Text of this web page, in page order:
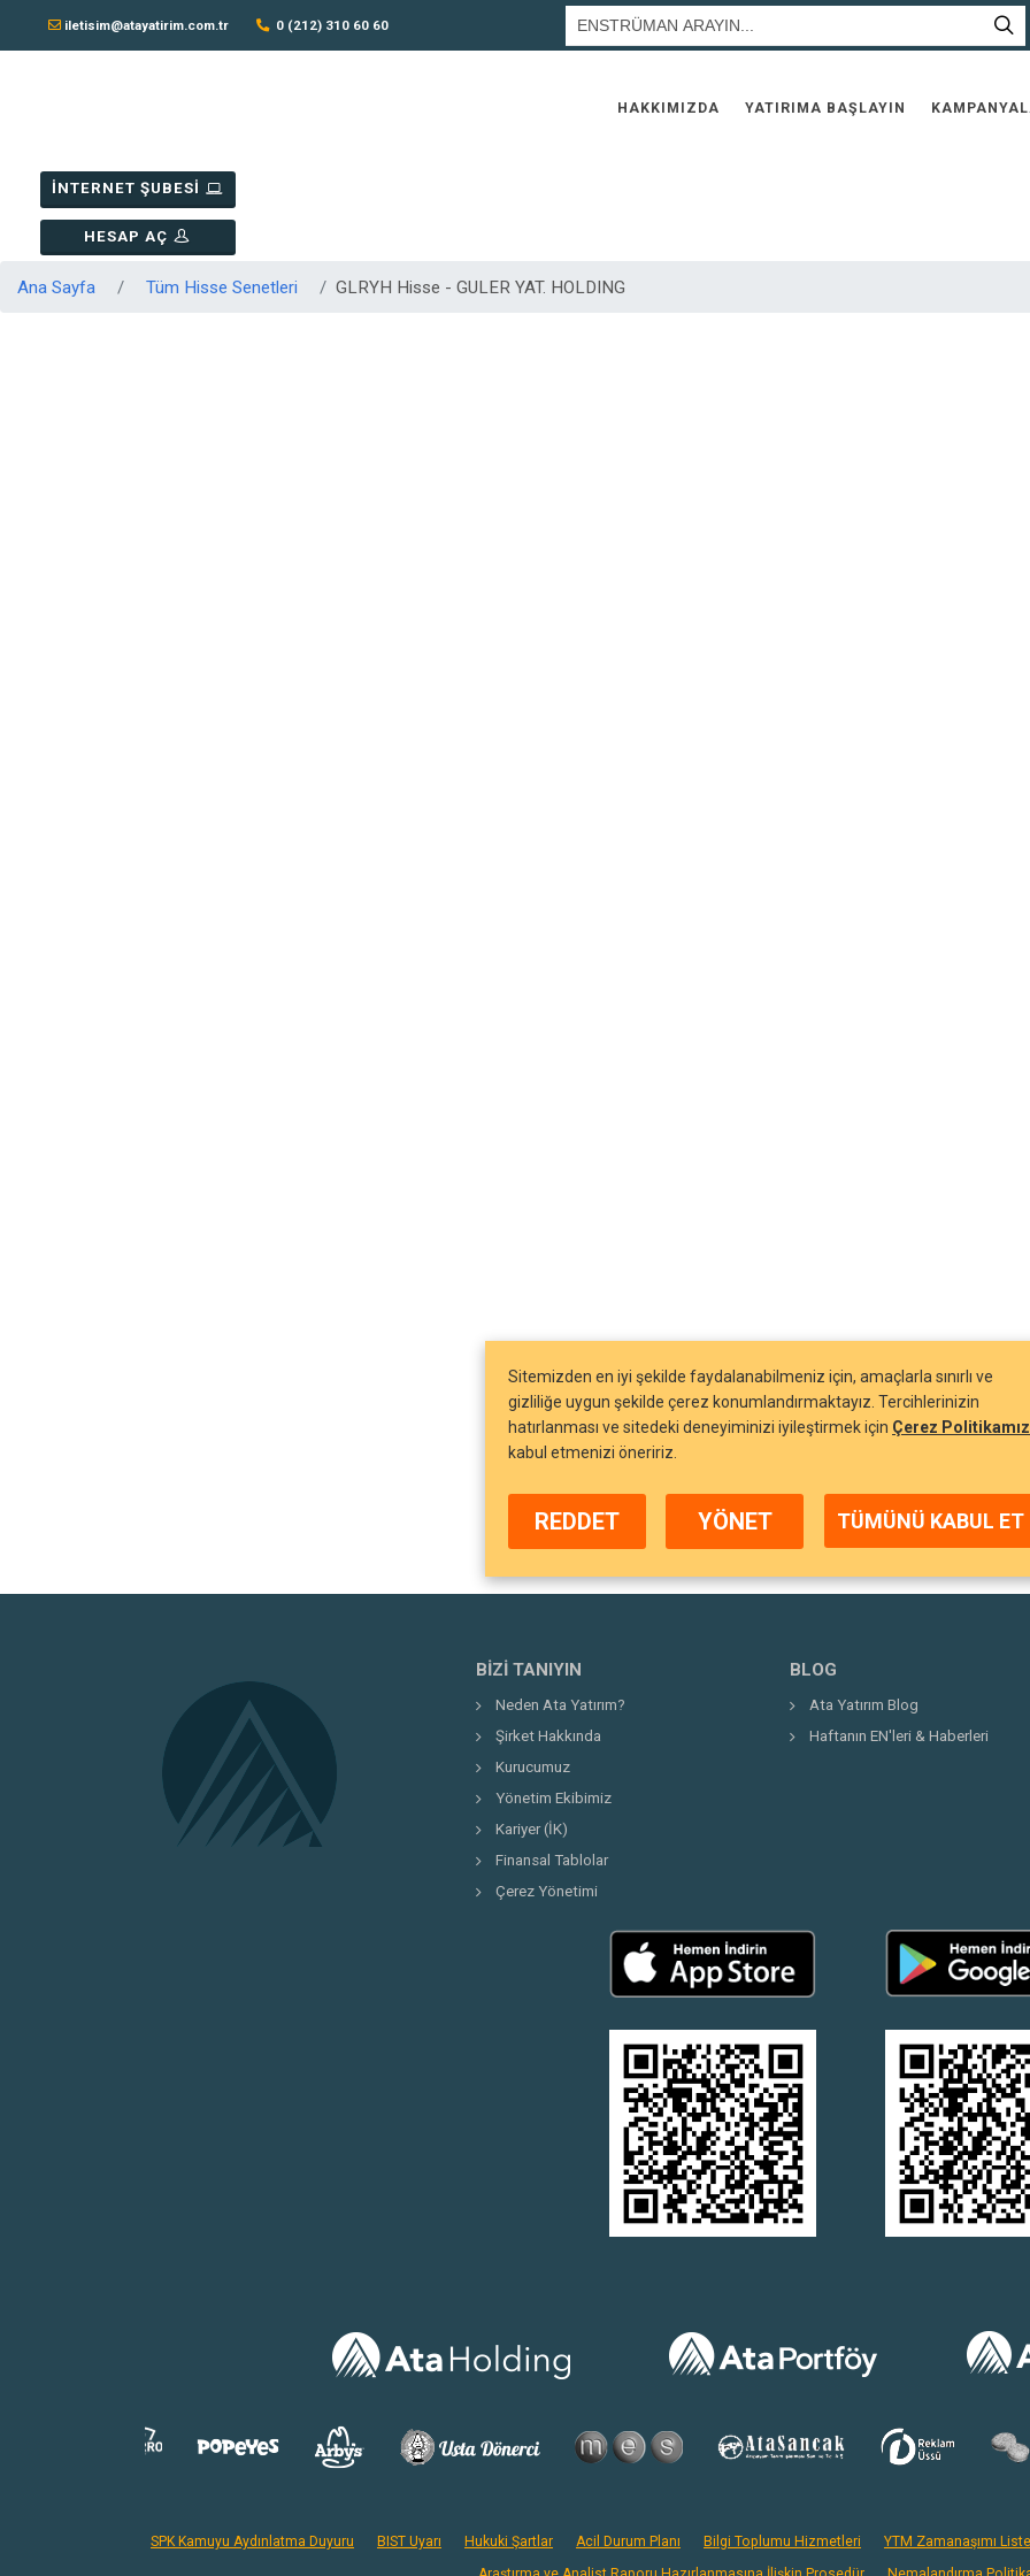
iletisim@atayatirim.com.tr 0 (212) 310 60 60
İNTERNET ŞUBESİ
HESAP AÇ
HAKKIMIZDA YATIRIMA BAŞLAYIN
Ana Sayfa Tüm Hisse Senetleri GLRYH Hisse - GULER YAT. HOLDING
BIZI TANIYIN
Neden Ata Yatırım?
Şirket Hakkında
Kurucumuz
Yönetim Ekibimiz
Kariyer (İK)
Finansal Tablolar
Çerez Yönetimi
BLOG
Ata Yatırım Blog
Haftanın EN'leri & Haberleri
SPK Kamuyu Aydınlatma Duyuru BIST Uyarı Hukuki Şartlar Acil Durum Planı Bilgi Toplumu Hizmetleri
YTM Zamanaşımı
Sitemizden en iyi şekilde faydalanabilmeniz için, amaçlarla sınırlı ve
gizliliğe uygun şekilde çerez konumlandırmaktayız. Tercihlerinizin
hatırlanması ve sitedeki deneyiminizi iyileştirmek için Çerez
kabul etmenizi öneririz.
REDDET YÖNET TÜMÜNÜ KABUL ET